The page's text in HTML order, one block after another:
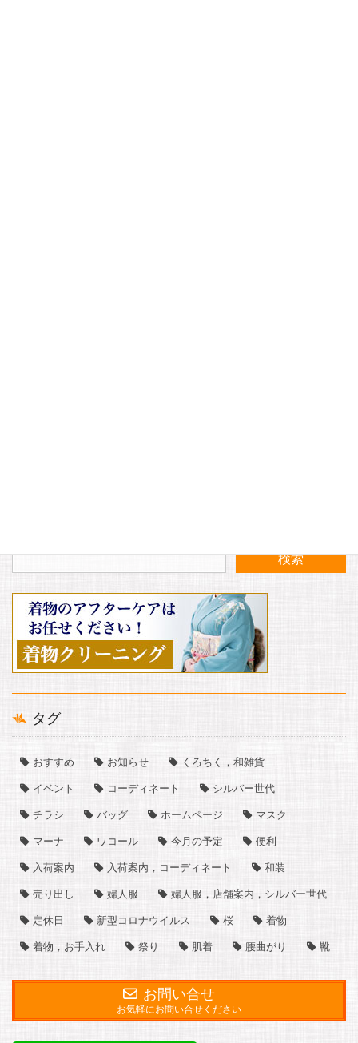
タグ
おすすめ お知らせ くろちく，和雑貨
イベント コーディネート シルバー世代
チラシ バッグ ホームページ マスク
マーナ ワコール 今月の予定 便利
入荷案内 入荷案内，コーディネート 和装
売り出し 婦人服 婦人服，店舗案内，シルバー世代
定休日 新型コロナウイルス 桜 着物
着物，お手入れ 祭り 肌着 腰曲がり 靴
お問い合せ
お気軽にお問い合せください